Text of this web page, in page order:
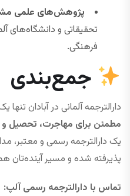
پژوهش‌های علمی
تحقیقاتی و دانشگاه‌های
فرهنگی.
جمع‌بندی
دارالترجمه آلمانی در آبادان
مطمئن برای مهاجرت، تحصیل و
یک دارالترجمه رسمی و
پذیرفته شده و مسیر آینده‌تان
تماس با دارالترجمه رسمی آلپ: